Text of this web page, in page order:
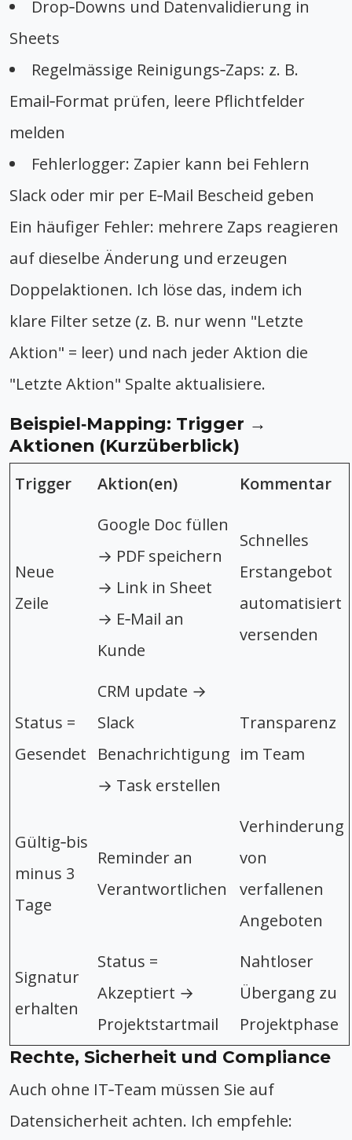
Drop‑Downs und Datenvalidierung in
Sheets
Regelmässige Reinigungs‑Zaps: z. B.
Email‑Format prüfen, leere Pflichtfelder
melden
Fehlerlogger: Zapier kann bei Fehlern
Slack oder mir per E‑Mail Bescheid geben
Ein häufiger Fehler: mehrere Zaps reagieren
auf dieselbe Änderung und erzeugen
Doppelaktionen. Ich löse das, indem ich
klare Filter setze (z. B. nur wenn "Letzte
Aktion" = leer) und nach jeder Aktion die
"Letzte Aktion" Spalte aktualisiere.
Beispiel‑Mapping: Trigger →
Aktionen (Kurzüberblick)
Trigger Aktion(en) Kommentar
Neue
Zeile
Google Doc füllen
→ PDF speichern
→ Link in Sheet
→ E‑Mail an
Kunde
Schnelles
Erstangebot
automatisiert
versenden
Status =
Gesendet
CRM update →
Slack
Benachrichtigung
→ Task erstellen
Transparenz
im Team
Gültig‑bis
minus 3
Tage
Reminder an
Verantwortlichen
Verhinderung
von
verfallenen
Angeboten
Signatur
erhalten
Status =
Akzeptiert →
Projektstartmail
Nahtloser
Übergang zu
Projektphase
Rechte, Sicherheit und Compliance
Auch ohne IT‑Team müssen Sie auf
Datensicherheit achten. Ich empfehle: